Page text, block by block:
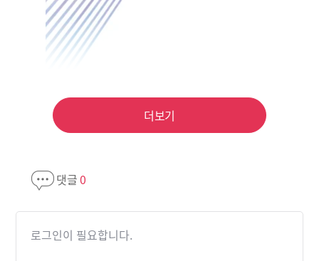
더보기
댓글0
로그인이 필요합니다.